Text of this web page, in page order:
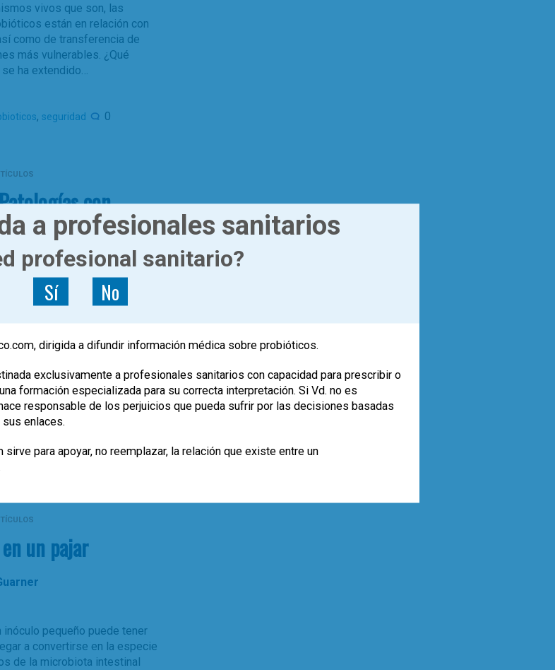
vivos que son, las
están en relación con
como de transferencia de
más vulnerables. ¿Qué
ha extendido…
, seguridad 0
con
recientes en
y
Moreno
de subjetividad, refleja las
y el posible futuro empleo
en investigación básica
0
un pajar
inóculo pequeño puede tener
a convertirse en la especie
de la microbiota intestinal
a profesionales sanitarios
profesional sanitario?
Sí No
dirigida a difundir información médica sobre probióticos.
exclusivamente a profesionales sanitarios con capacidad para prescribir o
formación especializada para su correcta interpretación. Si Vd. no es
responsable de los perjuicios que pueda sufrir por las decisiones basadas
enlaces.
para apoyar, no reemplazar, la relación que existe entre un